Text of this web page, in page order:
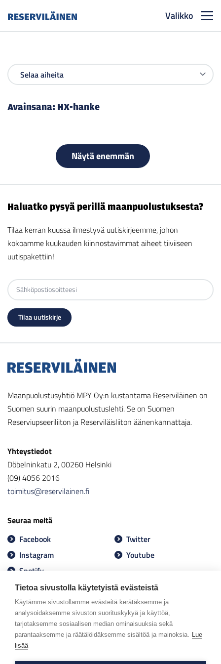
Tietoa sivustolla käytetyistä evästeistä
Käytämme sivustollamme evästeitä kerätäksemme ja
analysoidaksemme sivuston suorituskykyä ja käyttöä,
tarjotaksemme sosiaalisen median ominaisuuksia sekä
parantaaksemme ja räätälöidäksemme sisältöä ja mainoksia. Lue
lisää
Valikko
Avainsana: HX-hanke
Näytä enemmän
Haluatko pysyä perillä maanpuolustuksesta?
Tilaa kerran kuussa ilmestyvä uutiskirjeemme, johon
kokoamme kuukauden kiinnostavimmat aiheet tiiviiseen
uutispakettiin!
Maanpuolustusyhtiö MPY Oy:n kustantama Reserviläinen on
Suomen suurin maanpuolustuslehti. Se on Suomen
Reserviupseeriliiton ja Reserviläisliiton äänenkannattaja.
Yhteystiedot
Döbelninkatu 2, 00260 Helsinki
(09) 4056 2016
toimitus@reservilainen.fi
Seuraa meitä
Facebook
Twitter
Instagram
Youtube
Spotify